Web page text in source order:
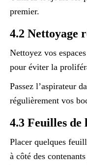
premier.
4.2 Nettoyage
Nettoyez vos
pour éviter la
Passez l’aspirateur
régulièrement vos
4.3 Feuilles
Placer quelques
à côté des